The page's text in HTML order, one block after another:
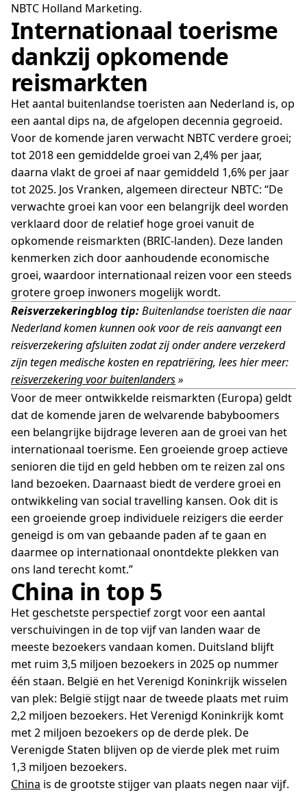
NBTC Holland Marketing.
Internationaal toerisme
dankzij opkomende
reismarkten
Het aantal buitenlandse toeristen aan Nederland is, op
een aantal dips na, de afgelopen decennia gegroeid.
Voor de komende jaren verwacht NBTC verdere groei;
tot 2018 een gemiddelde groei van 2,4% per jaar,
daarna vlakt de groei af naar gemiddeld 1,6% per jaar
tot 2025. Jos Vranken, algemeen directeur NBTC: “De
verwachte groei kan voor een belangrijk deel worden
verklaard door de relatief hoge groei vanuit de
opkomende reismarkten (BRIC-landen). Deze landen
kenmerken zich door aanhoudende economische
groei, waardoor internationaal reizen voor een steeds
grotere groep inwoners mogelijk wordt.
Reisverzekeringblog tip:Buitenlandse toeristen die naar
Nederland komen kunnen ook voor de reis aanvangt een
reisverzekering afsluiten zodat zij onder andere verzekerd
zijn tegen medische kosten en repatriëring, lees hier meer:
reisverzekering voor buitenlanders»
Voor de meer ontwikkelde reismarkten (Europa) geldt
dat de komende jaren de welvarende babyboomers
een belangrijke bijdrage leveren aan de groei van het
internationaal toerisme. Een groeiende groep actieve
senioren die tijd en geld hebben om te reizen zal ons
land bezoeken. Daarnaast biedt de verdere groei en
ontwikkeling van social travelling kansen. Ook dit is
een groeiende groep individuele reizigers die eerder
geneigd is om van gebaande paden af te gaan en
daarmee op internationaal onontdekte plekken van
ons land terecht komt.”
China in top 5
Het geschetste perspectief zorgt voor een aantal
verschuivingen in de top vijf van landen waar de
meeste bezoekers vandaan komen. Duitsland blijft
met ruim 3,5 miljoen bezoekers in 2025 op nummer
één staan. België en het Verenigd Koninkrijk wisselen
van plek: België stijgt naar de tweede plaats met ruim
2,2 miljoen bezoekers. Het Verenigd Koninkrijk komt
met 2 miljoen bezoekers op de derde plek. De
Verenigde Staten blijven op de vierde plek met ruim
1,3 miljoen bezoekers.
China is de grootste stijger van plaats negen naar vijf.